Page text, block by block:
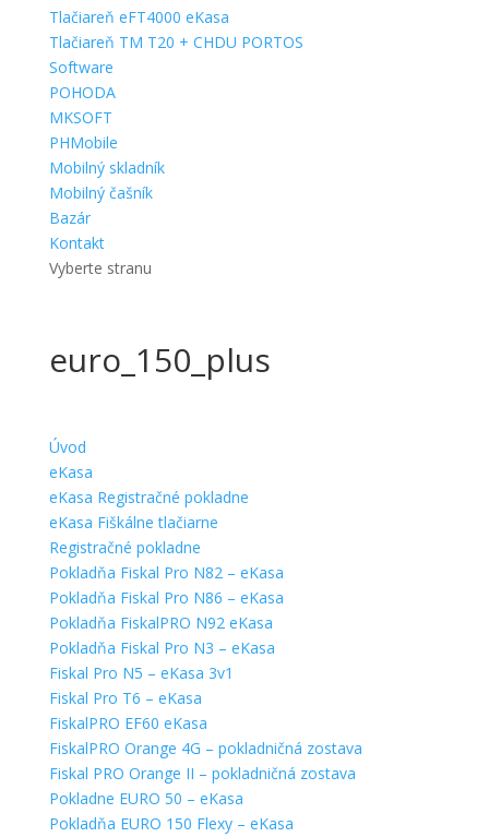
Tlačiareň eFT4000 eKasa
Tlačiareň TM T20 + CHDU PORTOS
Software
POHODA
MKSOFT
PHMobile
Mobilný skladník
Mobilný čašník
Bazár
Kontakt
Vyberte stranu
euro_150_plus
Úvod
eKasa
eKasa Registračné pokladne
eKasa Fiškálne tlačiarne
Registračné pokladne
Pokladňa Fiskal Pro N82 – eKasa
Pokladňa Fiskal Pro N86 – eKasa
Pokladňa FiskalPRO N92 eKasa
Pokladňa Fiskal Pro N3 – eKasa
Fiskal Pro N5 – eKasa 3v1
Fiskal Pro T6 – eKasa
FiskalPRO EF60 eKasa
FiskalPRO Orange 4G – pokladničná zostava
Fiskal PRO Orange II – pokladničná zostava
Pokladne EURO 50 – eKasa
Pokladňa EURO 150 Flexy – eKasa